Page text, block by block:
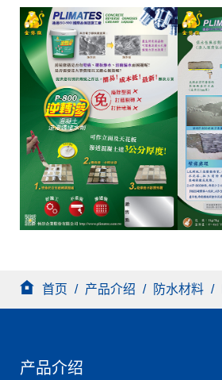
首页 / 产品介绍 / 防水材料 /
产品介绍